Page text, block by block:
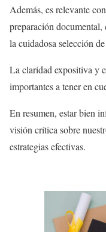
Además, es relevante
preparación
la cuidadosa selección
La claridad expositiva y
importantes a tener en
En resumen, estar bien
visión crítica sobre
estrategias efectivas.